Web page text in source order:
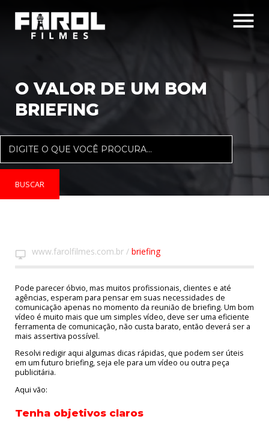
menu
O VALOR DE UM BOM
BRIEFING
desktop_windows www.farolfilmes.com.br / briefing
Pode parecer óbvio, mas muitos profissionais, clientes e até
agências, esperam para pensar em suas necessidades de
comunicação apenas no momento da reunião de briefing. Um bom
vídeo é muito mais que um simples vídeo, deve ser uma eficiente
ferramenta de comunicação, não custa barato, então deverá ser a
mais assertiva possível.
Resolvi redigir aqui algumas dicas rápidas, que podem ser úteis
em um futuro briefing, seja ele para um vídeo ou outra peça
publicitária.
Aqui vão:
Tenha objetivos claros